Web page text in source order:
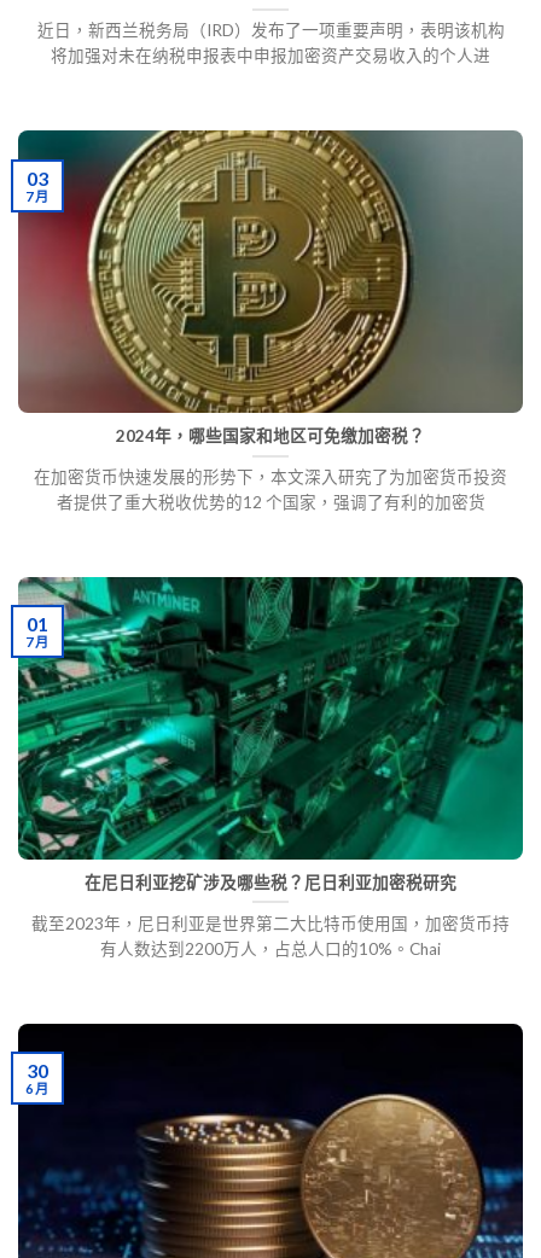
近日，新西兰税务局（IRD）发布了一项重要声明，表明该机构
将加强对未在纳税申报表中申报加密资产交易收入的个人进
2024年，哪些国家和地区可免缴加密税？
在加密货币快速发展的形势下，本文深入研究了为加密货币投资
者提供了重大税收优势的12 个国家，强调了有利的加密货
03
7 月
在尼日利亚挖矿涉及哪些税？尼日利亚加密税研究
截至2023年，尼日利亚是世界第二大比特币使用国，加密货币持
有人数达到2200万人，占总人口的10%。Chai
01
7 月
30
6 月